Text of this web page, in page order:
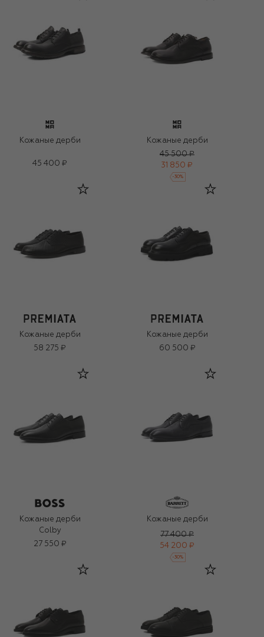
Кожаные дерби
45 400 ₽
Кожаные дерби
45 500 ₽
31 850 ₽
-30%
Кожаные дерби
58 275 ₽
Кожаные дерби
60 500 ₽
Кожаные дерби
Colby
27 550 ₽
Кожаные дерби
77 400 ₽
54 200 ₽
-30%